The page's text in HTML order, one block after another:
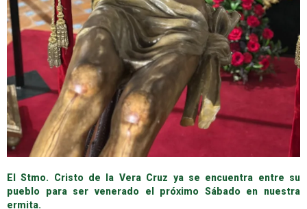
El Stmo. Cristo de la Vera Cruz ya se encuentra entre su
pueblo para ser venerado el próximo Sábado en nuestra
ermita.